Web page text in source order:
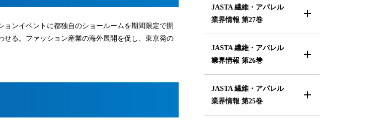
ンイベントに都独自のショールームを期間限定で開
る。ファッション産業の海外展開を促し、東京発の
JASTA 繊維・アパレル
業界情報 第27巻
JASTA 繊維・アパレル
業界情報 第26巻
JASTA 繊維・アパレル
業界情報 第25巻